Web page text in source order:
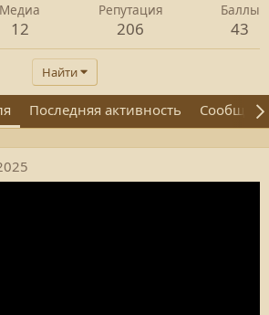
Медиа
12
Репутация
206
Баллы
43
Найти
Последняя активность